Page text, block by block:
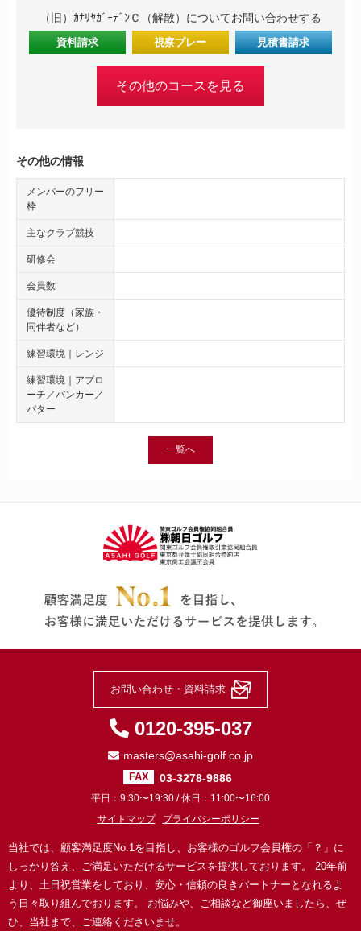
（旧）ｶﾅﾘﾔｶﾞｰﾃﾞﾝＣ（解散）についてお問い合わせする
資料請求 視察プレー 見積書請求
その他のコースを見る
その他の情報
メンバーのフリー
枠
主なクラブ競技
研修会
会員数
優待制度（家族・
同伴者など）
練習環境｜レンジ
練習環境｜アプロ
ーチ／バンカー／
パター
一覧へ
当社では、顧客満足度No.1を目指し、お客様のゴルフ会員権の「？」に
しっかり答え、ご満足いただけるサービスを提供しております。
20年前
より、土日祝営業をしており、安心・信頼の良きパートナーとなれるよ
う日々取り組んでおります。
お悩みや、ご相談など御座いましたら、ぜ
ひ、当社まで、ご連絡くださいませ。
お問い合わせ・資料請求
0120-395-037
masters@asahi-golf.co.jp
FAX 03-3278-9886
平日：9:30〜19:30 / 休日：11:00〜16:00
サイトマップ
プライバシーポリシー